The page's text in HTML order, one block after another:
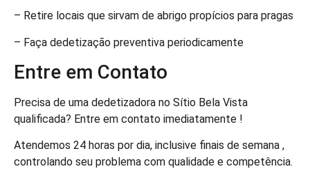
– Retire locais que sirvam de abrigo propícios para pragas
– Faça dedetização preventiva periodicamente
Entre em Contato
Precisa de uma dedetizadora no Sítio Bela Vista
qualificada? Entre em contato imediatamente !
Atendemos 24 horas por dia, inclusive finais de semana ,
controlando seu problema com qualidade e competência.